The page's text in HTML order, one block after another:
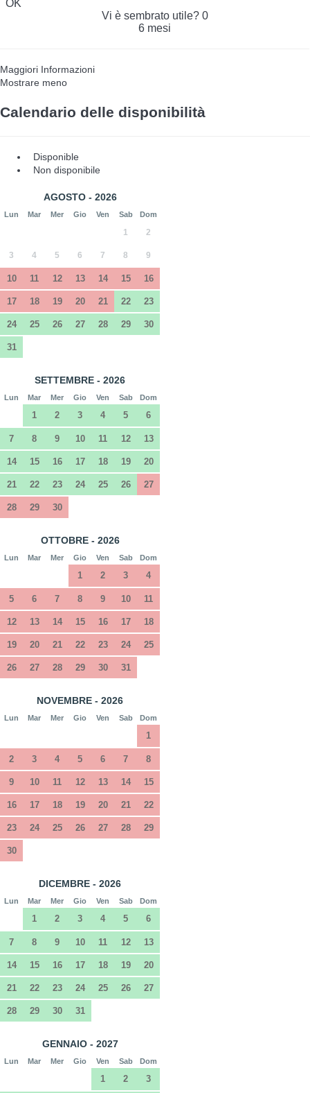
OK
Vi è sembrato utile? 0
6 mesi
Maggiori Informazioni
Mostrare meno
Calendario delle disponibilità
Disponible
Non disponibile
AGOSTO - 2026
Lun Mar Mer Gio Ven Sab Dom
1 2
3 4 5 6 7 8 9
10 11 12 13 14 15 16
17 18 19 20 21 22 23
24 25 26 27 28 29 30
31
SETTEMBRE - 2026
Lun Mar Mer Gio Ven Sab Dom
1 2 3 4 5 6
7 8 9 10 11 12 13
14 15 16 17 18 19 20
21 22 23 24 25 26 27
28 29 30
OTTOBRE - 2026
Lun Mar Mer Gio Ven Sab Dom
1 2 3 4
5 6 7 8 9 10 11
12 13 14 15 16 17 18
19 20 21 22 23 24 25
26 27 28 29 30 31
NOVEMBRE - 2026
Lun Mar Mer Gio Ven Sab Dom
1
2 3 4 5 6 7 8
9 10 11 12 13 14 15
16 17 18 19 20 21 22
23 24 25 26 27 28 29
30
DICEMBRE - 2026
Lun Mar Mer Gio Ven Sab Dom
1 2 3 4 5 6
7 8 9 10 11 12 13
14 15 16 17 18 19 20
21 22 23 24 25 26 27
28 29 30 31
GENNAIO - 2027
Lun Mar Mer Gio Ven Sab Dom
1 2 3